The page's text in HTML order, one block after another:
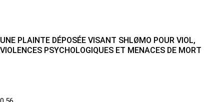
UNE PLAINTE DÉPOSÉE VISANT SHLØMO POUR VIOL,
VIOLENCES PSYCHOLOGIQUES ET MENACES DE MORT